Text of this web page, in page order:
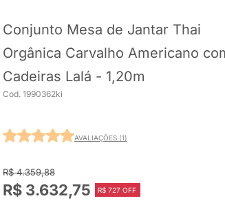
Conjunto Mesa de Jantar Thai
Orgânica Carvalho Americano
Cadeiras Lalá - 1,20m
Cod. 1990362ki
AVALIAÇÕES (1)
R$ 4.359,88
R$ 3.632,75 R$ 727 OFF